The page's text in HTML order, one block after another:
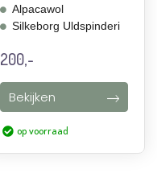
Alpacawol
Silkeborg Uldspinderi
200,-
Bekijken
op voorraad